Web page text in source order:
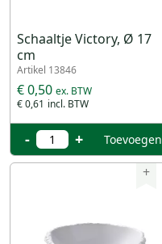
Schaaltje Victory, Ø 17
cm
Artikel 13846
€ 0,61
€ 0,50
- + Toevoegen
+